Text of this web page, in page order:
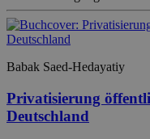
Babak Saed-Hedayatiy
Privatisierung
Deutschland